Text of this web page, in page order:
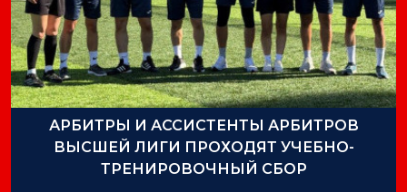
АРБИТРЫ И АССИСТЕНТЫ АРБИТРОВ
ВЫСШЕЙ ЛИГИ ПРОХОДЯТ УЧЕБНО-
ТРЕНИРОВОЧНЫЙ СБОР